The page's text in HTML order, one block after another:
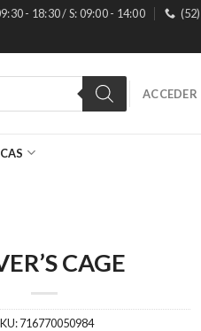
- 18:30 / S: 09:00 - 14:00
ACCEDER
CAGE
716770050984